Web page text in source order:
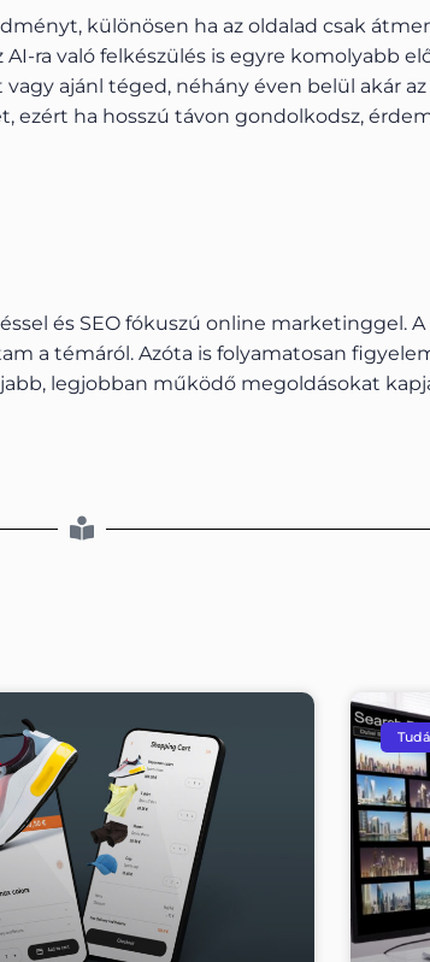
különösen ha az oldalad csak
ra való felkészülés is egyre komolyabb
ajánl téged, néhány éven belül akár
ha hosszú távon gondolkodsz,
és SEO fókuszú online marketinggel.
a témáról. Azóta is folyamatosan
legjobban működő megoldásokat